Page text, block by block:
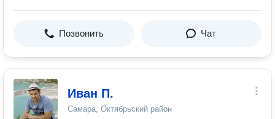
Позвонить Чат
Иван П.
Самара, Октябрьский район